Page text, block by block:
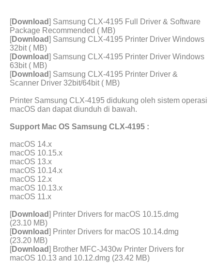
[Download] Samsung CLX-4195 Full Driver & Software
Package Recommended ( MB)
[Download] Samsung CLX-4195 Printer Driver Windows
32bit ( MB)
[Download] Samsung CLX-4195 Printer Driver Windows
63bit ( MB)
[Download] Samsung CLX-4195 Printer Driver &
Scanner Driver 32bit/64bit ( MB)
Printer Samsung CLX-4195 didukung oleh sistem operasi
macOS dan dapat diunduh di bawah.
Support Mac OS Samsung CLX-4195 :
macOS 14.x
macOS 10.15.x
macOS 13.x
macOS 10.14.x
macOS 12.x
macOS 10.13.x
macOS 11.x
[Download] Printer Drivers for macOS 10.15.dmg
(23.10 MB)
[Download] Printer Drivers for macOS 10.14.dmg
(23.20 MB)
[Download] Brother MFC-J430w Printer Drivers for
macOS 10.13 and 10.12.dmg (23.42 MB)